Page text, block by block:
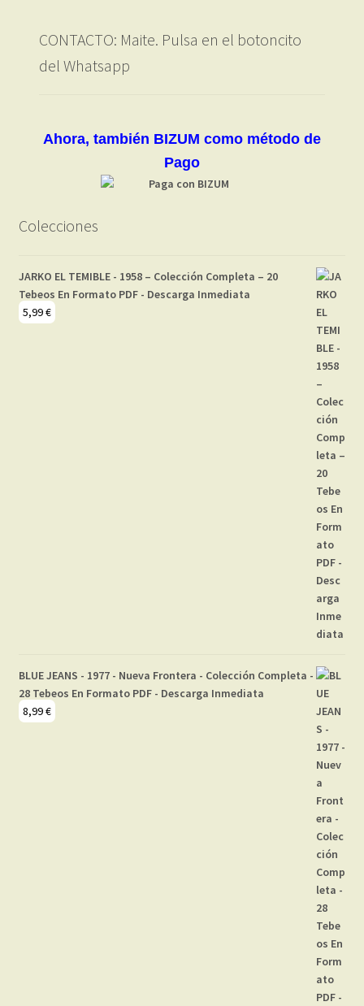
CONTACTO: Maite. Pulsa en el botoncito
del Whatsapp
Ahora, también BIZUM como método de
Pago
Colecciones
JARKO EL TEMIBLE - 1958 – Colección Completa – 20
Tebeos En Formato PDF - Descarga Inmediata
5,99€
BLUE JEANS - 1977 - Nueva Frontera - Colección Completa -
28 Tebeos En Formato PDF - Descarga Inmediata
8,99€